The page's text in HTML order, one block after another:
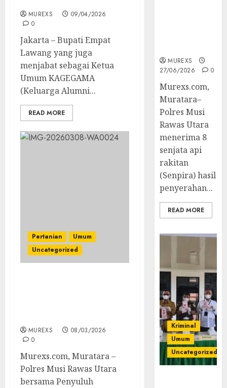
MUREXS
09/04/2026
0
‎‎Jakarta – Bupati Empat
Lawang yang juga
menjabat sebagai Ketua
Umum KAGEGAMA
(Keluarga Alumni...
READ MORE
Pertanian
Umum
Uncategorized
MUREXS
08/03/2026
0
Murexs.com, Muratara –
Polres Musi Rawas Utara
bersama Penyuluh
MUREXS
27/06/2026
0
Murexs.com,
Muratara–
Polres Musi
Rawas Utara
menerima 8
senjata api
rakitan
(Senpira) hasil
penyerahan...
READ MORE
Kriminal
Umum
Uncategorized